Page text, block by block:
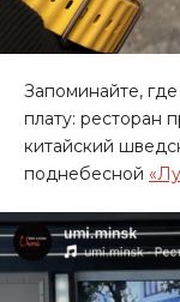
Запоминайте,
плату: ресторан
китайский
поднебесной